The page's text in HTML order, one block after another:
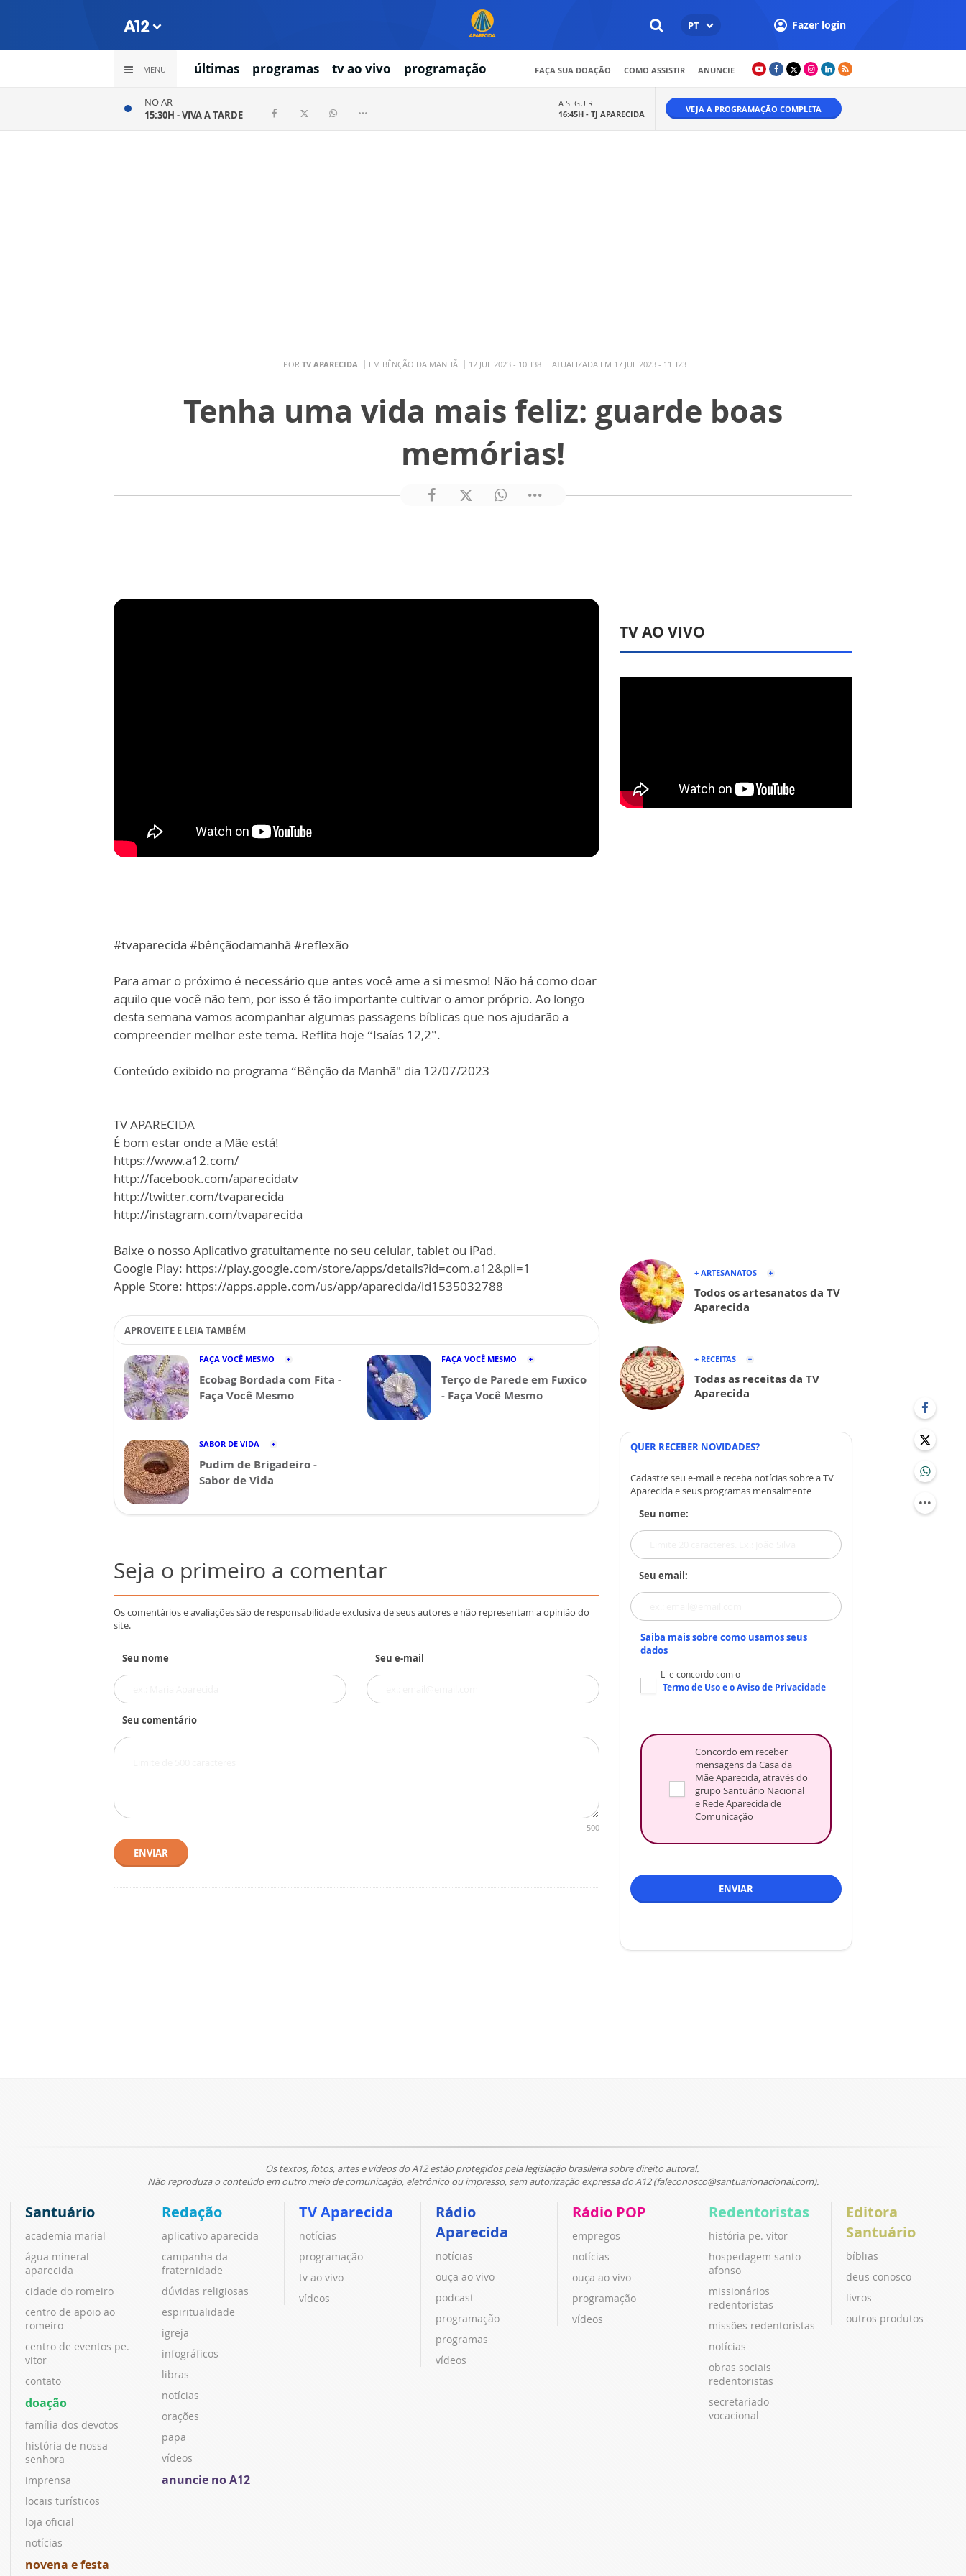
PT Fazer login
MENU últimas programas tv ao vivo programação FAÇA SUA DOAÇÃO COMO ASSISTIR ANUNCIE
NO AR
15:30H -VIVA A TARDE
A SEGUIR
16:45H - TJ APARECIDA VEJA A PROGRAMAÇÃO COMPLETA
POR TV APARECIDA EM BÊNÇÃO DA MANHÃ 12 JUL 2023 - 10H38 ATUALIZADA EM 17 JUL 2023 - 11H23
Tenha uma vida mais feliz: guarde boas
memórias!
#tvaparecida #bênçãodamanhã #reflexão
Para amar o próximo é necessário que antes você ame a si mesmo! Não há como doar
aquilo que você não tem, por isso é tão importante cultivar o amor próprio. Ao longo
desta semana vamos acompanhar algumas passagens bíblicas que nos ajudarão a
compreender melhor este tema. Reflita hoje “Isaías 12,2”.
Conteúdo exibido no programa “Bênção da Manhã" dia 12/07/2023
TV APARECIDA
É bom estar onde a Mãe está!
https://www.a12.com/
http://facebook.com/aparecidatv
http://twitter.com/tvaparecida
http://instagram.com/tvaparecida
Baixe o nosso Aplicativo gratuitamente no seu celular, tablet ou iPad.
Google Play: https://play.google.com/store/apps/details?id=com.a12&pli=1
Apple Store: https://apps.apple.com/us/app/aparecida/id1535032788
APROVEITE E LEIA TAMBÉM
FAÇA VOCÊ MESMO
Ecobag Bordada com Fita -
Faça Você Mesmo
FAÇA VOCÊ MESMO
Terço de Parede em Fuxico
- Faça Você Mesmo
SABOR DE VIDA
Pudim de Brigadeiro -
Sabor de Vida
Seja o primeiro a comentar
Os comentários e avaliações são de responsabilidade exclusiva de seus autores e não representam a opinião do
site.
Seu nome Seu e-mail
Seu comentário
500
ENVIAR
TV AO VIVO
+ ARTESANATOS
Todos os artesanatos da TV
Aparecida
+ RECEITAS
Todas as receitas da TV
Aparecida
QUER RECEBER NOVIDADES?
Cadastre seu e-mail e receba notícias sobre a TV
Aparecida e seus programas mensalmente
Seu nome:
Seu email:
Saiba mais sobre como usamos seus
dados
Li e concordo com o
Termo de Usoe oAviso de Privacidade
Concordo em receber
mensagens da Casa da
Mãe Aparecida, através do
grupo Santuário Nacional
e Rede Aparecida de
Comunicação
ENVIAR
Os textos, fotos, artes e vídeos do A12 estão protegidos pela legislação brasileira sobre direito autoral.
Não reproduza o conteúdo em outro meio de comunicação, eletrônico ou impresso, sem autorização expressa do A12 (faleconosco@santuarionacional.com).
Santuário
academia marial
água mineral
aparecida
cidade do romeiro
centro de apoio ao
romeiro
centro de eventos pe.
vitor
contato
doação
família dos devotos
história de nossa
senhora
imprensa
locais turísticos
loja oficial
notícias
novena e festa
Redação
aplicativo aparecida
campanha da
fraternidade
dúvidas religiosas
espiritualidade
igreja
infográficos
libras
notícias
orações
papa
vídeos
anuncie no A12
TV Aparecida
notícias
programação
tv ao vivo
vídeos
Rádio
Aparecida
notícias
ouça ao vivo
podcast
programação
programas
vídeos
Rádio POP
empregos
notícias
ouça ao vivo
programação
vídeos
Redentoristas
história pe. vitor
hospedagem santo
afonso
missionários
redentoristas
missões redentoristas
notícias
obras sociais
redentoristas
secretariado
vocacional
Editora
Santuário
bíblias
deus conosco
livros
outros produtos